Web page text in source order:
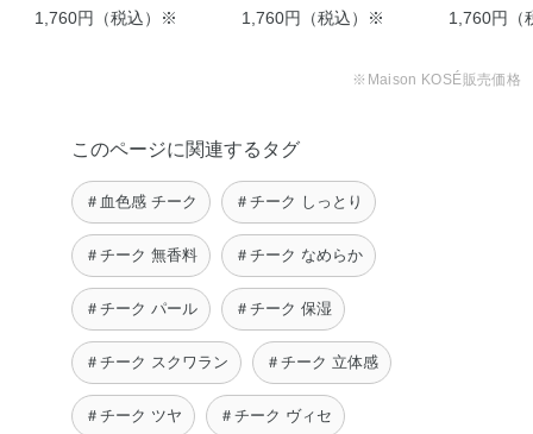
1,760円（税込）※
1,760円（税込）※
1,760円（
※Maison KOSÉ販売価格
このページに関連するタグ
＃血色感 チーク ＃チーク しっとり
＃チーク 無香料 ＃チーク なめらか
＃チーク パール ＃チーク 保湿
＃チーク スクワラン ＃チーク 立体感
＃チーク ツヤ ＃チーク ヴィセ